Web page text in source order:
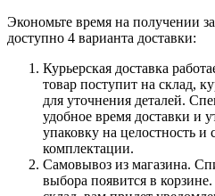
Экономьте время на получении
доступно 4 варианта доставки:
Курьерская доставка
товар поступит на склад,
для уточнения деталей.
удобное время доставки и
упаковку на целостность и
комплектации.
Самовывоз из магазина.
выбора появится в